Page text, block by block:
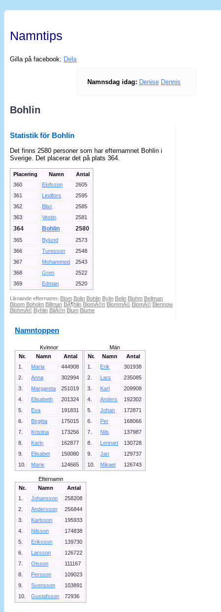
Namntips
Gilla på facebook: Dela
Namnsdag idag: Denise Dennis
Bohlin
Statistik för Bohlin
Det finns 2580 personer som har efternamnet Bohlin i
Sverige. Det placerar det på plats 364.
Placering Namn
Antal
360
Elofsson
2605
361
Lindfors
2595
362
Blixt
2585
363
Vestin 2581
364 Bohlin 2580
365 Bylund
2573
366
Turesson
2548
367
Mohammed
2543
368
Gren
2522
369
Edman 2520
Liknande efternamn: Blom Bolin Bohlin Bylin Belin Blohm Bellman
Bloom Boholm Billman BÃ¶hlin BlomÃ©n BlommÃ© BlomÃ© Blennow
BlohmÃ© Byhlin BilÃ©n Blum Blume
Namntoppen
Kvinnor
Nr.
Namn
Antal
1.
Maria
444908
2.
Anna
302994
3.
Margareta
251019
4.
Elisabeth
201324
5.
Eva
191831
6.
Birgitta
175015
7.
Kristina
173256
8.
Karin
162877
9.
Elisabet
150080
10.
Marie 124665
Män
Nr.
Namn
Antal
1.
Erik
301938
2.
Lars
235085
3.
Karl
209908
4.
Anders
192302
5.
Johan
172871
6.
Per
168066
7.
Nils
137987
8.
Lennart
130728
9.
Jan
129737
10.
Mikael 126743
Efternamn
Nr.
Namn
Antal
1.
Johansson
258208
2.
Andersson
256844
3.
Karlsson
195933
4.
Nilsson
174838
5.
Eriksson
139730
6.
Larsson
126722
7.
Olsson
111167
8.
Persson
109023
9.
Svensson
103891
10.
Gustafsson 72936